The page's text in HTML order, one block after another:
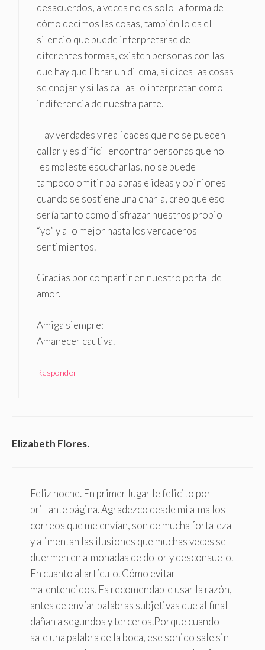
desacuerdos, a veces no es solo la forma de
cómo decimos las cosas, también lo es el
silencio que puede interpretarse de
diferentes formas, existen personas con las
que hay que librar un dilema, si dices las cosas
se enojan y si las callas lo interpretan como
indiferencia de nuestra parte.
Hay verdades y realidades que no se pueden
callar y es difícil encontrar personas que no
les moleste escucharlas, no se puede
tampoco omitir palabras e ideas y opiniones
cuando se sostiene una charla, creo que eso
sería tanto como disfrazar nuestros propio
“yo” y a lo mejor hasta los verdaderos
sentimientos.
Gracias por compartir en nuestro portal de
amor.
Amiga siempre:
Amanecer cautiva.
Responder
Elizabeth Flores.
Feliz noche. En primer lugar le felicito por
brillante página. Agradezco desde mi alma los
correos que me envían, son de mucha fortaleza
y alimentan las ilusiones que muchas veces se
duermen en almohadas de dolor y desconsuelo.
En cuanto al artículo. Cómo evitar
malentendidos. Es recomendable usar la razón,
antes de envíar palabras subjetivas que al final
dañan a segundos y terceros.Porque cuando
sale una palabra de la boca, ese sonido sale sin